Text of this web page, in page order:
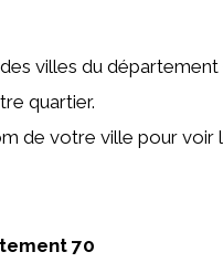
villes du
quartier.
de votre ville pour voir
70